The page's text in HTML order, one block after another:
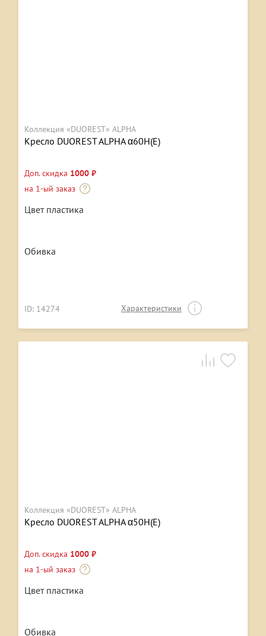
Коллекция «DUOREST» ALPHA
Кресло DUOREST ALPHA α60H(Е)
Доп. скидка 1000 ₽
на 1-ый заказ
Цвет пластика
Обивка
ID: 14274 Характеристики
Коллекция «DUOREST» ALPHA
Кресло DUOREST ALPHA α50H(Е)
Доп. скидка 1000 ₽
на 1-ый заказ
Цвет пластика
Обивка